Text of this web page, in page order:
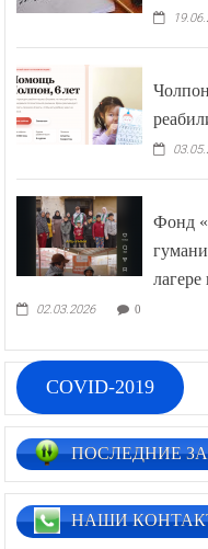
Фонд
02.03.2026 0
COVID-2019
ПОСЛЕДНИЕ
НАШИ